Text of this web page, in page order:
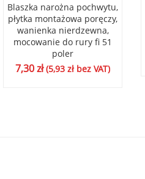
Blaszka narożna pochwytu,
płytka montażowa poręczy,
wanienka nierdzewna,
mocowanie do rury fi 51
poler
7,30zł (5,93 złbez VAT)